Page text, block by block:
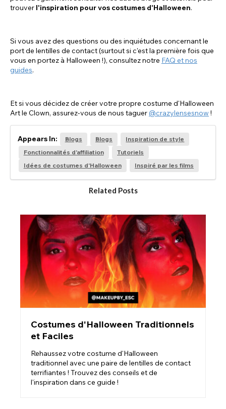
trouver l'inspiration pour vos costumes d'Halloween.
Si vous avez des questions ou des inquiétudes concernant le
port de lentilles de contact (surtout si c'est la première fois que
vous en portez à Halloween !), consultez notre FAQ et nos
guides.
Et si vous décidez de créer votre propre costume d'Halloween
Art le Clown, assurez-vous de nous taguer@crazylensesnow !
Appears In: Blogs Blogs
Inspiration de style
Fonctionnalités d'affiliation
Tutoriels
Idées de costumes d'Halloween
Inspiré par les films
Related Posts
Costumes d'Halloween Traditionnels
et Faciles
Rehaussez votre costume d'Halloween
traditionnel avec une paire de lentilles de contact
terrifiantes ! Trouvez des conseils et de
l'inspiration dans ce guide !